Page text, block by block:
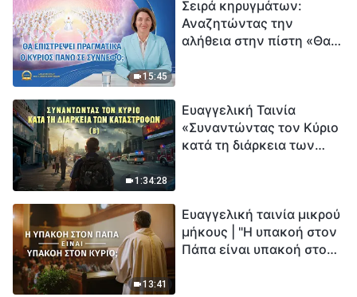
15:45
Σειρά κηρυγμάτων:
Αναζητώντας την
αλήθεια στην πίστη «Θα
1:34:28
Ευαγγελική Ταινία
«Συναντώντας τον Κύριο
κατά τη διάρκεια των
εξαφάνισης». Οι
καταστροφές χτυπούν.
Ξεκινά η αντίστροφη
13:41
Ευαγγελική ταινία μικρού
μήκους | "Η υπακοή στον
Πάπα είναι υπακοή στον